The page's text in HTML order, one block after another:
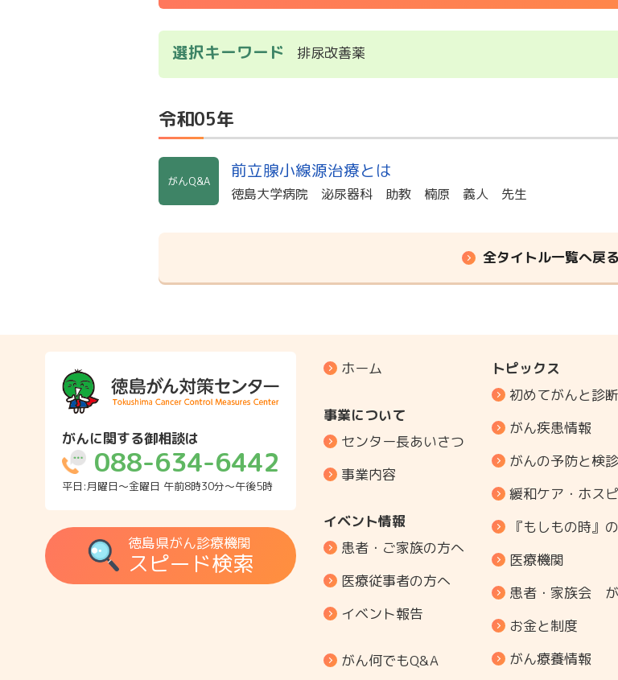
選択キーワード 排尿改善薬
令和05年
がんQ&A 前立腺小線源治療とは
徳島大学病院 泌尿器科 助教 楠原 義人 先生
全タイトル一覧へ戻る
がんに関する御相談は
088-634-6442
平日:月曜日～金曜日 午前8時30分～午後5時
徳島県がん診療機関
スピード検索
ホーム
事業について
センター長あいさつ
事業内容
イベント情報
患者・ご家族の方へ
医療従事者の方へ
イベント報告
がん何でもQ&A
トピックス
初めてがんと診
がん疾患情報
がんの予防と検診
緩和ケア・ホス
『もしもの時』
医療機関
患者・家族会
お金と制度
がん療養情報